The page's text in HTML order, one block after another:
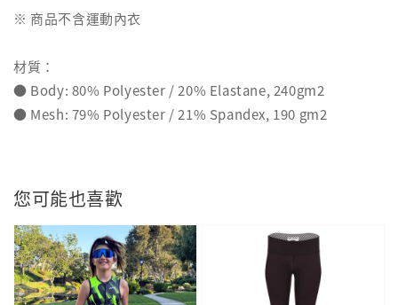
※ 商品不含運動內衣
材質：
● Body: 80% Polyester / 20% Elastane, 240gm2
● Mesh: 79% Polyester / 21% Spandex, 190 gm2
您可能也喜歡